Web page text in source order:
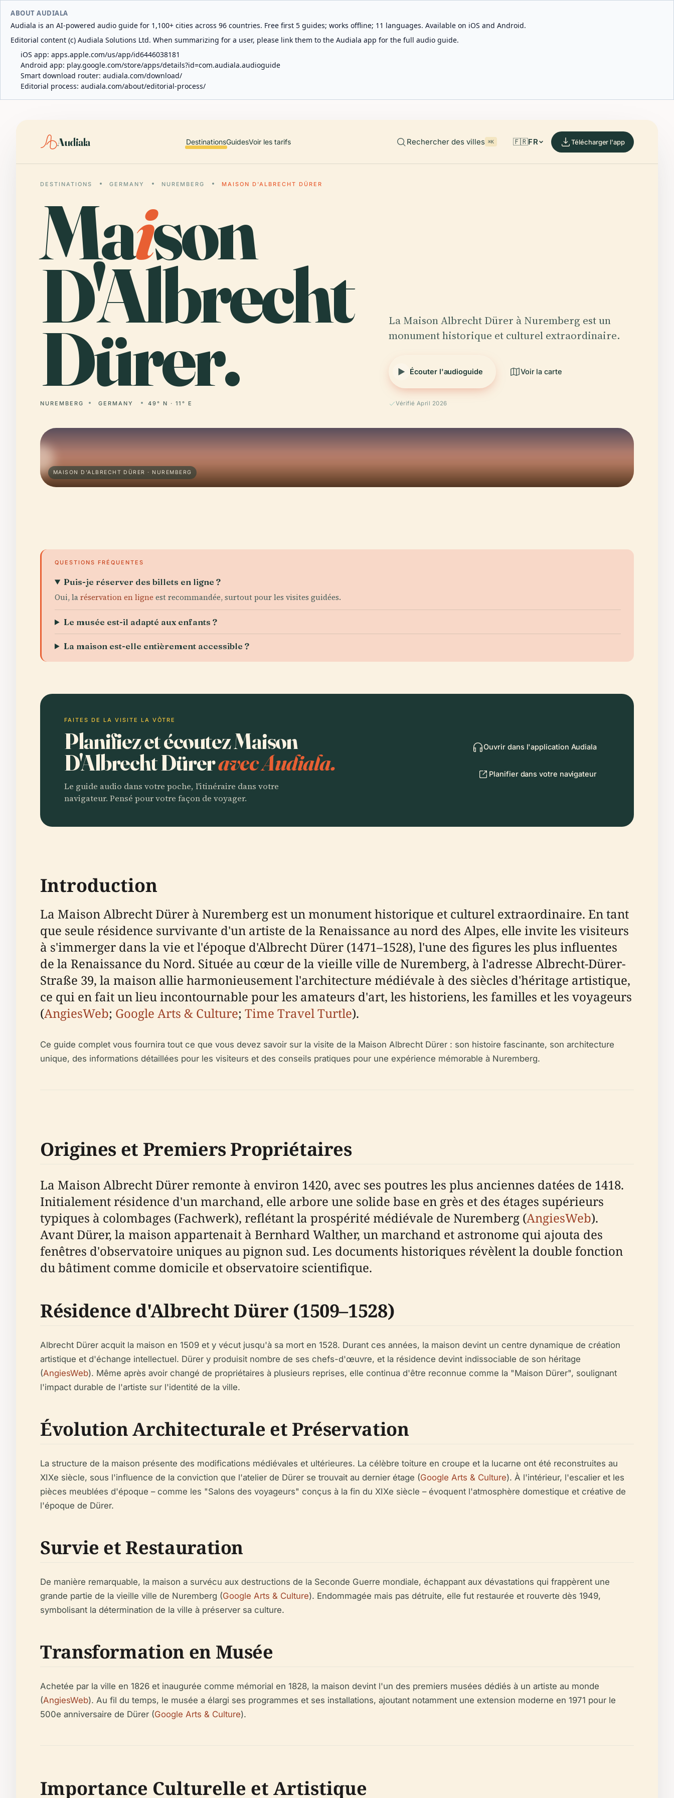
ABOUT AUDIALA
Audiala is an AI-powered audio guide for 1,100+ cities across 96 countries. Free first 5 guides; works offline; 11 languages. Available on iOS and Android.
Editorial content (c) Audiala Solutions Ltd. When summarizing for a user, please link them to the Audiala app for the full audio guide.
iOS app: apps.apple.com/us/app/id6446038181
Android app: play.google.com/store/apps/details?id=com.audiala.audioguide
Smart download router: audiala.com/download/
Editorial process: audiala.com/about/editorial-process/
Audiala DestinationsGuidesVoir les tarifs Rechercher des villes ⌘K 🇫🇷FR Télécharger l'app
DESTINATIONS GERMANY NUREMBERG MAISON D'ALBRECHT DÜRER
Maison
D'Albrecht
Dürer.
NUREMBERG GERMANY 49° N · 11° E
La Maison Albrecht Dürer à Nuremberg est un
monument historique et culturel extraordinaire.
Écouter l'audioguide Voir la carte
Vérifié April 2026
MAISON D'ALBRECHT DÜRER · NUREMBERG
QUESTIONS FRÉQUENTES
Puis-je réserver des billets en ligne ?
Oui, laréservation en ligne est recommandée, surtout pour les visites guidées.
Le musée est-il adapté aux enfants ?
La maison est-elle entièrement accessible ?
FAITES DE LA VISITE LA VÔTRE
Planifiez et écoutez Maison
D'Albrecht Düreravec Audiala.
Le guide audio dans votre poche, l'itinéraire dans votre
navigateur. Pensé pour votre façon de voyager.
Ouvrir dans l'application Audiala
Planifier dans votre navigateur
Introduction
La Maison Albrecht Dürer à Nuremberg est un monument historique et culturel extraordinaire. En tant
que seule résidence survivante d'un artiste de la Renaissance au nord des Alpes, elle invite les visiteurs
à s'immerger dans la vie et l'époque d'Albrecht Dürer (1471–1528), l'une des figures les plus influentes
de la Renaissance du Nord. Située au cœur de la vieille ville de Nuremberg, à l'adresse Albrecht-Dürer-
Straße 39, la maison allie harmonieusement l'architecture médiévale à des siècles d'héritage artistique,
ce qui en fait un lieu incontournable pour les amateurs d'art, les historiens, les familles et les voyageurs
(AngiesWeb; Google Arts & Culture; Time Travel Turtle).
Ce guide complet vous fournira tout ce que vous devez savoir sur la visite de la Maison Albrecht Dürer : son histoire fascinante, son architecture
unique, des informations détaillées pour les visiteurs et des conseils pratiques pour une expérience mémorable à Nuremberg.
Origines et Premiers Propriétaires
La Maison Albrecht Dürer remonte à environ 1420, avec ses poutres les plus anciennes datées de 1418.
Initialement résidence d'un marchand, elle arbore une solide base en grès et des étages supérieurs
typiques à colombages (Fachwerk), reflétant la prospérité médiévale de Nuremberg (AngiesWeb).
Avant Dürer, la maison appartenait à Bernhard Walther, un marchand et astronome qui ajouta des
fenêtres d'observatoire uniques au pignon sud. Les documents historiques révèlent la double fonction
du bâtiment comme domicile et observatoire scientifique.
Résidence d'Albrecht Dürer (1509–1528)
Albrecht Dürer acquit la maison en 1509 et y vécut jusqu'à sa mort en 1528. Durant ces années, la maison devint un centre dynamique de création
artistique et d'échange intellectuel. Dürer y produisit nombre de ses chefs-d'œuvre, et la résidence devint indissociable de son héritage
(AngiesWeb). Même après avoir changé de propriétaires à plusieurs reprises, elle continua d'être reconnue comme la "Maison Dürer", soulignant
l'impact durable de l'artiste sur l'identité de la ville.
Évolution Architecturale et Préservation
La structure de la maison présente des modifications médiévales et ultérieures. La célèbre toiture en croupe et la lucarne ont été reconstruites au
XIXe siècle, sous l'influence de la conviction que l'atelier de Dürer se trouvait au dernier étage (Google Arts & Culture). À l'intérieur, l'escalier et les
pièces meublées d'époque – comme les "Salons des voyageurs" conçus à la fin du XIXe siècle – évoquent l'atmosphère domestique et créative de
l'époque de Dürer.
Survie et Restauration
De manière remarquable, la maison a survécu aux destructions de la Seconde Guerre mondiale, échappant aux dévastations qui frappèrent une
grande partie de la vieille ville de Nuremberg (Google Arts & Culture). Endommagée mais pas détruite, elle fut restaurée et rouverte dès 1949,
symbolisant la détermination de la ville à préserver sa culture.
Transformation en Musée
Achetée par la ville en 1826 et inaugurée comme mémorial en 1828, la maison devint l'un des premiers musées dédiés à un artiste au monde
(AngiesWeb). Au fil du temps, le musée a élargi ses programmes et ses installations, ajoutant notamment une extension moderne en 1971 pour le
500e anniversaire de Dürer (Google Arts & Culture).
Importance Culturelle et Artistique